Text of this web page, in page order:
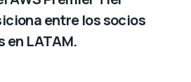
entre los socios
en LATAM.